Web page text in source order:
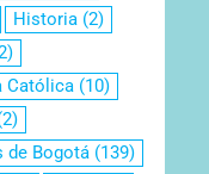
Historia(2)
Católica(10)
de Bogotá(139)